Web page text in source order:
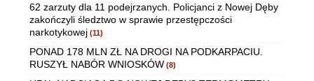
62 zarzuty dla 11 podejrzanych. Policjanci z Nowej Dęby
zakończyli śledztwo w sprawie przestępczości
narkotykowej (11)
PONAD 178 MLN ZŁ NA DROGI NA PODKARPACIU.
RUSZYŁ NABÓR WNIOSKÓW (8)